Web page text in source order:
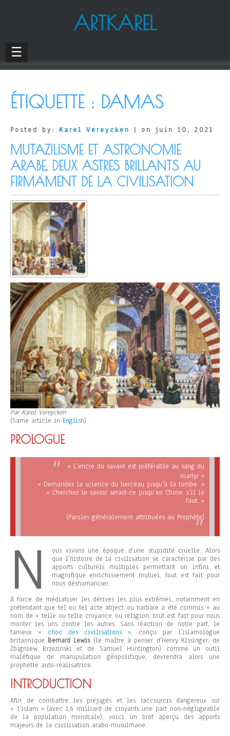
ARTKAREL
☰
ÉTIQUETTE : DAMAS
Posted by: Karel Vereycken | on juin 10, 2021
MUTAZILISME ET ASTRONOMIE
ARABE, DEUX ASTRES BRILLANTS AU
FIRMAMENT DE LA CIVILISATION
Par Karel Vereycken
(Same article in English)
PROLOGUE
« L’encre du savant est préférable au sang du
martyr »
« Demandez la science du berceau jusqu’à la tombe. »
« Cherchez le savoir serait-ce jusqu’en Chine, s’il le
faut. »
(Paroles généralement attribuées au Prophète)
N
ous vivons une époque d’une stupidité cruelle. Alors
que l’histoire de la civilisation se caractérise par des
apports culturels multiples permettant un infini et
magnifique enrichissement mutuel, tout est fait pour
nous déshumaniser.
A force de médiatiser les dérives les plus extrêmes, notamment en
prétendant que tel ou tel acte abject ou barbare a été commis « au
nom de » telle ou telle croyance ou religion, tout est fait pour nous
monter les uns contre les autres. Sans réaction de notre part, le
fameux « choc des civilisations », conçu par l’islamologue
britannique Bernard Lewis(le maître à penser d’Henry Kissinger, de
Zbigniew Brzezinski et de Samuel Huntington) comme un outil
maléfique de manipulation géopolitique, deviendra alors une
prophétie auto-réalisatrice.
INTRODUCTION
Afin de combattre les préjugés et les raccourcis dangereux sur
« l’islam » (avec 1,6 milliard de croyants une part non-négligeable
de la population mondiale), voici un bref aperçu des apports
majeurs de la civilisation arabo-musulmane.